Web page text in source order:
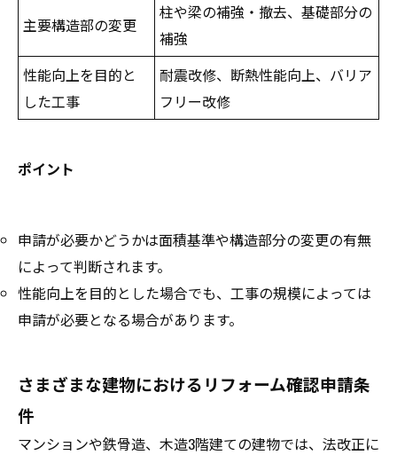
主要構造部の変更
柱や梁の補強・撤去、基礎部分の
補強
性能向上を目的と
した工事
耐震改修、断熱性能向上、バリア
フリー改修
ポイント
申請が必要かどうかは面積基準や構造部分の変更の有無
によって判断されます。
性能向上を目的とした場合でも、工事の規模によっては
申請が必要となる場合があります。
さまざまな建物におけるリフォーム確認申請条
件
マンションや鉄骨造、木造3階建ての建物では、法改正に